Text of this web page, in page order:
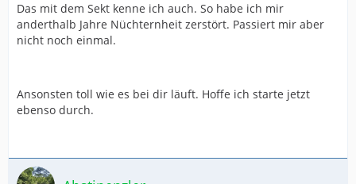
Das mit dem Sekt kenne ich auch. So habe ich mir
anderthalb Jahre Nüchternheit zerstört. Passiert mir aber
nicht noch einmal.
Ansonsten toll wie es bei dir läuft. Hoffe ich starte jetzt
ebenso durch.